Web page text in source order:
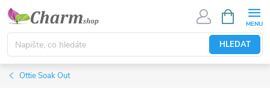
Přejít
obsah
HLEDAT
NÁKUPNÍ
KOŠÍK
Ottie Soak Out